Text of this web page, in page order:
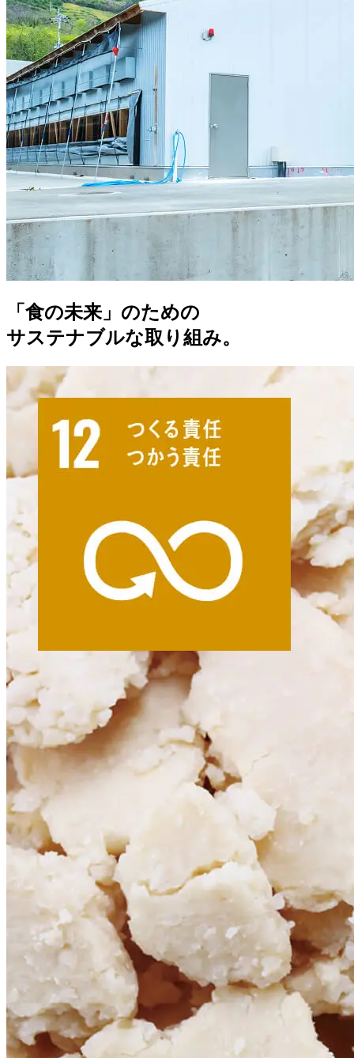
「食の未来」のための
サステナブルな取り組み。